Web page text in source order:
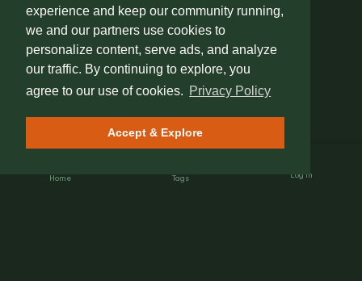
experience and keep our community running,
we and our partners use cookies to
personalize content, serve ads, and analyze
our traffic. By continuing to explore, you
agree to our use of cookies. Privacy Policy
Accept & Explore
Home Tags Log In